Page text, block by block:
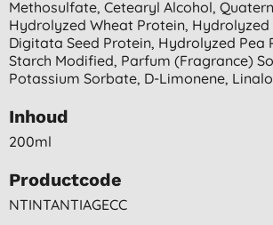
Methosulfate, Cetearyl Alcohol,
Hydrolyzed Wheat Protein, Hydrolyzed
Digitata Seed Protein, Hydrolyzed Pea
Starch Modified, Parfum (fragrance)
Potassium Sorbate, D-Limonene,
Inhoud
200ml
Productcode
NTINTANTIAGECC